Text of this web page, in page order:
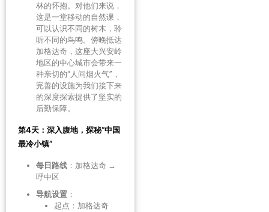
林的怀抱。对他们来说，
这是一堂移动的自然课，
可以认识不同的树木，聆
听不同的鸟鸣。傍晚抵达
加格达奇，这座大兴安岭
地区的中心城市会带来一
种亲切的“人间烟火气”，
完善的设施为我们接下来
的深度探索提供了坚实的
后勤保障。
第4天：深入腹地，探秘“中国
最冷小镇”
每日路线 ：加格达奇 →
呼中区
导航设置 ：
起点：加格达奇